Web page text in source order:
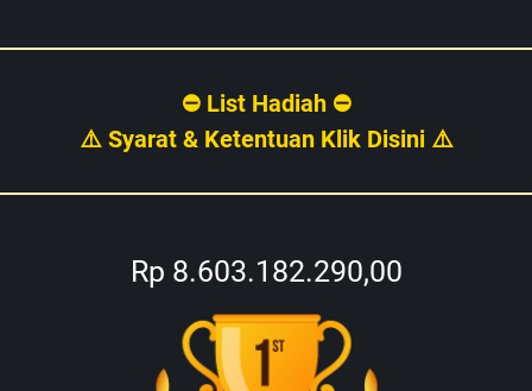
⛔ List Hadiah ⛔
⚠️ Syarat & Ketentuan Klik Disini ⚠️
Rp 8.603.182.290,00